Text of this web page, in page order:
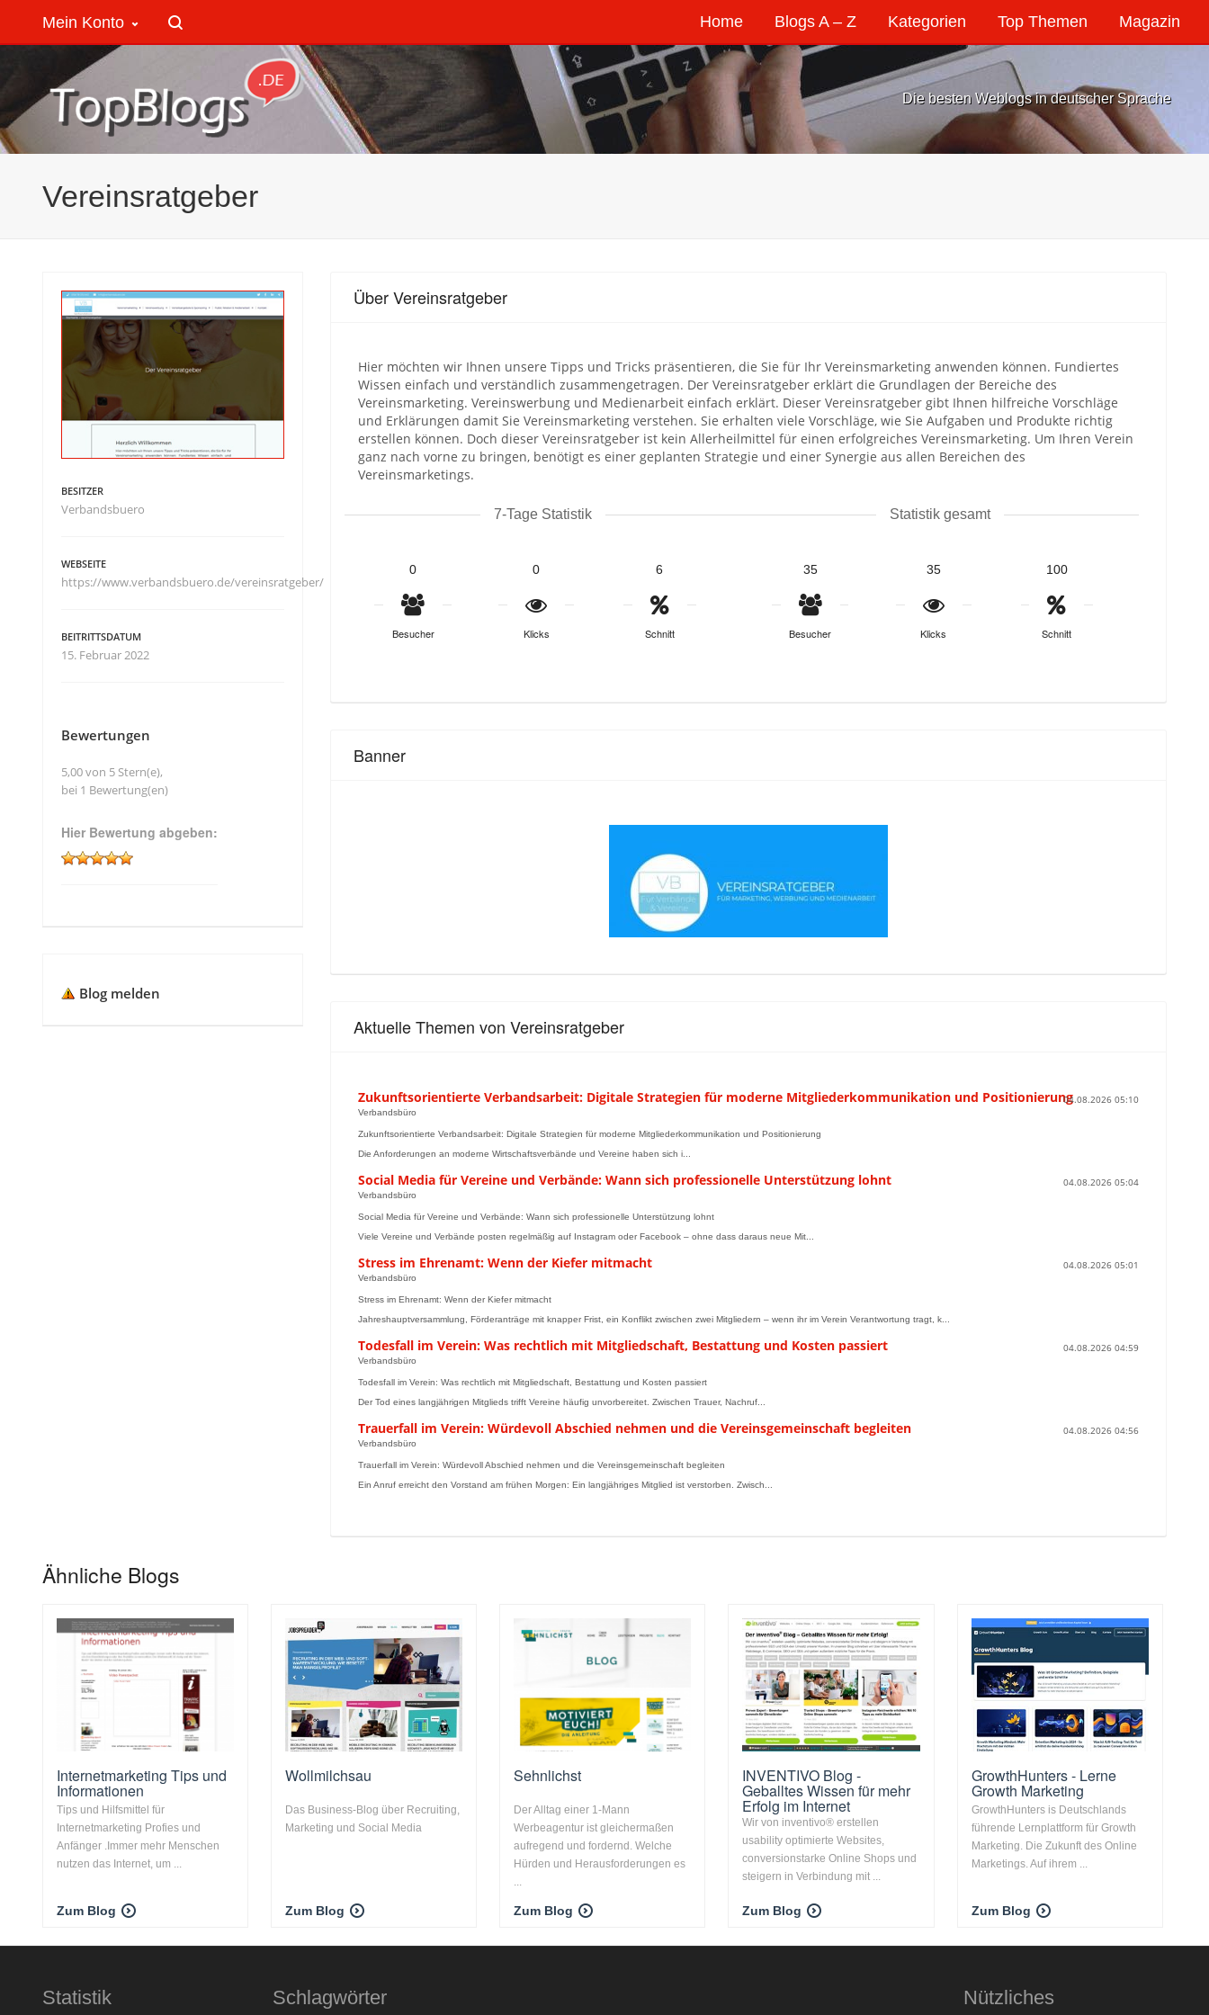
Home Blogs A – Z Kategorien Top Themen Magazin
Mein Konto
Die besten Weblogs in deutscher Sprache
Vereinsratgeber
Über Vereinsratgeber
Hier möchten wir Ihnen unsere Tipps und Tricks präsentieren, die Sie für Ihr Vereinsmarketing anwenden können. Fundiertes
Wissen einfach und verständlich zusammengetragen. Der Vereinsratgeber erklärt die Grundlagen der Bereiche des
Vereinsmarketing. Vereinswerbung und Medienarbeit einfach erklärt. Dieser Vereinsratgeber gibt Ihnen hilfreiche Vorschläge
und Erklärungen damit Sie Vereinsmarketing verstehen. Sie erhalten viele Vorschläge, wie Sie Aufgaben und Produkte richtig
erstellen können. Doch dieser Vereinsratgeber ist kein Allerheilmittel für einen erfolgreiches Vereinsmarketing. Um Ihren Verein
ganz nach vorne zu bringen, benötigt es einer geplanten Strategie und einer Synergie aus allen Bereichen des
Vereinsmarketings.
7-Tage Statistik
0
Besucher
0
Klicks
6
Schnitt
Statistik gesamt
35
Besucher
35
Klicks
100
Schnitt
Banner
Aktuelle Themen von Vereinsratgeber
Zukunftsorientierte Verbandsarbeit: Digitale Strategien für moderne Mitgliederkommunikation und Positionierung04.08.2026 05:10
Verbandsbüro
Zukunftsorientierte Verbandsarbeit: Digitale Strategien für moderne Mitgliederkommunikation und Positionierung
Die Anforderungen an moderne Wirtschaftsverbände und Vereine haben sich i...
Social Media für Vereine und Verbände: Wann sich professionelle Unterstützung lohnt 04.08.2026 05:04
Verbandsbüro
Social Media für Vereine und Verbände: Wann sich professionelle Unterstützung lohnt
Viele Vereine und Verbände posten regelmäßig auf Instagram oder Facebook – ohne dass daraus neue Mit...
Stress im Ehrenamt: Wenn der Kiefer mitmacht 04.08.2026 05:01
Verbandsbüro
Stress im Ehrenamt: Wenn der Kiefer mitmacht
Jahreshauptversammlung, Förderanträge mit knapper Frist, ein Konflikt zwischen zwei Mitgliedern – wenn ihr im Verein Verantwortung tragt, k...
Todesfall im Verein: Was rechtlich mit Mitgliedschaft, Bestattung und Kosten passiert 04.08.2026 04:59
Verbandsbüro
Todesfall im Verein: Was rechtlich mit Mitgliedschaft, Bestattung und Kosten passiert
Der Tod eines langjährigen Mitglieds trifft Vereine häufig unvorbereitet. Zwischen Trauer, Nachruf...
Trauerfall im Verein: Würdevoll Abschied nehmen und die Vereinsgemeinschaft begleiten 04.08.2026 04:56
Verbandsbüro
Trauerfall im Verein: Würdevoll Abschied nehmen und die Vereinsgemeinschaft begleiten
Ein Anruf erreicht den Vorstand am frühen Morgen: Ein langjähriges Mitglied ist verstorben. Zwisch...
BESITZER
Verbandsbuero
WEBSEITE
https://www.verbandsbuero.de/vereinsratgeber/
BEITRITTSDATUM
15. Februar 2022
Bewertungen
5,00 von 5 Stern(e),
bei 1 Bewertung(en)
Hier Bewertung abgeben:
Blog melden
Ähnliche Blogs
Internetmarketing Tips und
Informationen
Tips und Hilfsmittel für
Internetmarketing Profies und
Anfänger .Immer mehr Menschen
nutzen das Internet, um ...
Zum Blog
Wollmilchsau
Das Business-Blog über Recruiting,
Marketing und Social Media
Zum Blog
Sehnlichst
Der Alltag einer 1-Mann
Werbeagentur ist gleichermaßen
aufregend und fordernd. Welche
Hürden und Herausforderungen es
...
Zum Blog
INVENTIVO Blog -
Geballtes Wissen für mehr
Erfolg im Internet
Wir von inventivo® erstellen
usability optimierte Websites,
conversionstarke Online Shops und
steigern in Verbindung mit ...
Zum Blog
GrowthHunters - Lerne
Growth Marketing
GrowthHunters is Deutschlands
führende Lernplattform für Growth
Marketing. Die Zukunft des Online
Marketings. Auf ihrem ...
Zum Blog
Statistik Schlagwörter Nützliches